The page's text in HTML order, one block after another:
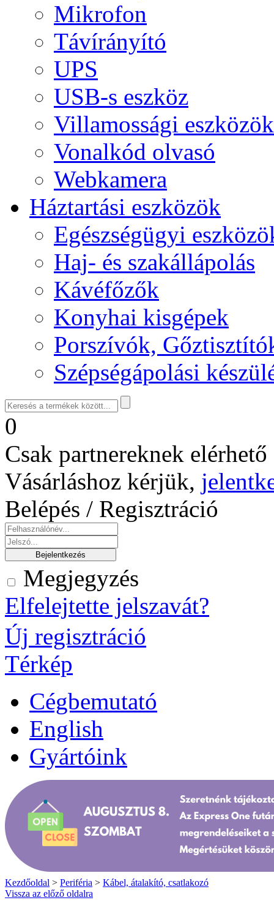
Mikrofon
Távírányító
UPS
USB-s eszköz
Villamossági eszközök
Vonalkód olvasó
Webkamera
Háztartási eszközök
Egészségügyi
Haj- és szakállápolás
Kávéfőzők
Konyhai kisgépek
Porszívók,
Szépségápolási
0
Csak partnereknek
Vásárláshoz kérjük,
Belépés / Regisztráció
Megjegyzés
Elfelejtette jelszavát?
Új regisztráció
Térkép
Cégbemutató
English
Gyártóink
Kezdőoldal > Periféria > Kábel, átalakító, csatlakozó
Vissza az előző oldalra